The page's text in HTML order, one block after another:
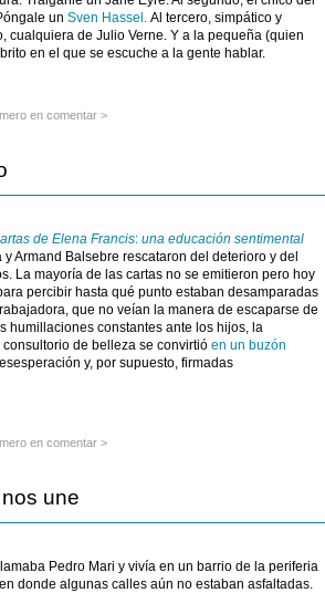
un Sven Hassel. Al tercero, simpático y
cualquiera de Julio Verne. Y a la pequeña (quien
en el que se escuche a la gente hablar.
en comentar >
de Elena Francis: una educación sentimental
Armand Balsebre rescataron del deterioro y del
La mayoría de las cartas no se emitieron pero hoy
percibir hasta qué punto estaban desamparadas
que no veían la manera de escaparse de
humillaciones constantes ante los hijos, la
de belleza se convirtió en un buzón
y, por supuesto, firmadas
en comentar >
une
Pedro Mari y vivía en un barrio de la periferia
donde algunas calles aún no estaban asfaltadas.